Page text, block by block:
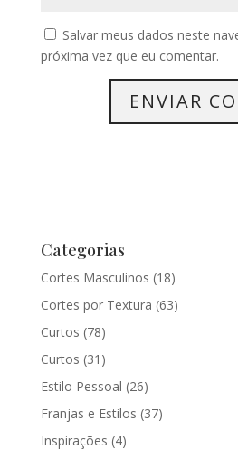
Salvar meus dados neste
próxima vez que eu comentar.
Categorias
Cortes Masculinos (18)
Cortes por Textura (63)
Curtos (78)
Curtos (31)
Estilo Pessoal (26)
Franjas e Estilos (37)
Inspirações (4)